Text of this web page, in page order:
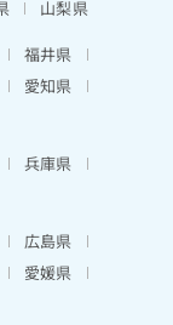
山梨県
福井県
愛知県
兵庫県
広島県
愛媛県